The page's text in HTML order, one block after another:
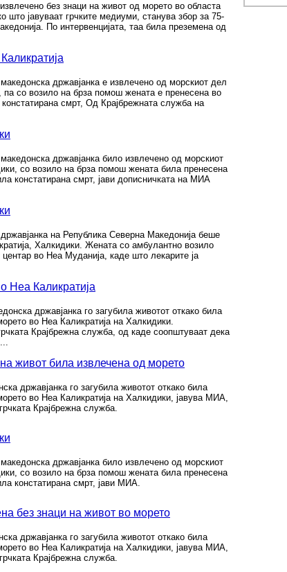
без знаци на живот од морето во областа
што јавуваат грчките медиуми, станува збор за 75-
По интервенцијата, таа била преземена од
државјанка е извлечено од морскиот дел
па со возило на брза помош жената е пренесена во
смрт, Од Крајбрежната служба на
државјанка било извлечено од морскиот
со возило на брза помош жената била пренесена
констатирана смрт, јави дописничката на МИА
на Република Северна Македонија беше
Халкидики. Жената со амбулантно возило
во Неа Муданија, каде што лекарите ја
Неа Каликратија
државјанка го загубила животот откако била
во Неа Каликратија на Халкидики.
Крајбрежна служба, од каде соопштуваат дека
живот била извлечена од морето
државјанка го загубила животот откако била
во Неа Каликратија на Халкидики, јавува МИА,
Крајбрежна служба.
државјанка било извлечено од морскиот
со возило на брза помош жената била пренесена
констатирана смрт, јави МИА.
без знаци на живот во морето
државјанка го загубила животот откако била
во Неа Каликратија на Халкидики, јавува МИА,
Крајбрежна служба.